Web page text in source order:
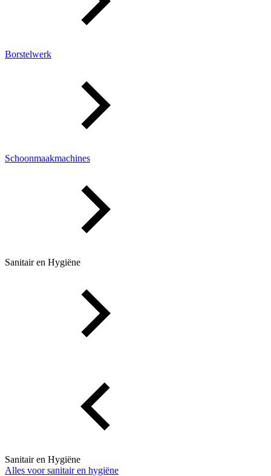
Borstelwerk
Schoonmaakmachines
Sanitair en Hygiëne
Sanitair en Hygiëne
Alles voor sanitair en hygiëne